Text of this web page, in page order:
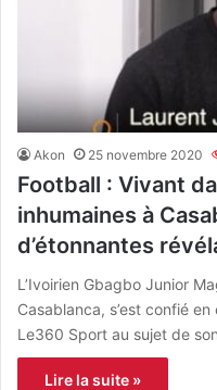
Akon 25 novembre 2020
Football : Vivant
inhumaines à
d’étonnantes
L’Ivoirien Gbagbo Junior
Casablanca, s’est confié
Le360 Sport au sujet de
Lire la suite »